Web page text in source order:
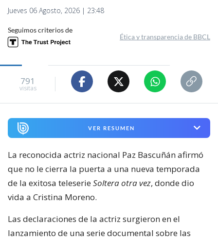
Jueves 06 Agosto, 2026 | 23:48
Seguimos criterios de
Ética y transparencia de BBCL
791
visitas
VER RESUMEN
La reconocida actriz nacional Paz Bascuñán afirmó
que no le cierra la puerta a una nueva temporada
de la exitosa teleserieSoltera otra vez, donde dio
vida a Cristina Moreno.
Las declaraciones de la actriz surgieron en el
lanzamiento de una serie documental sobre las